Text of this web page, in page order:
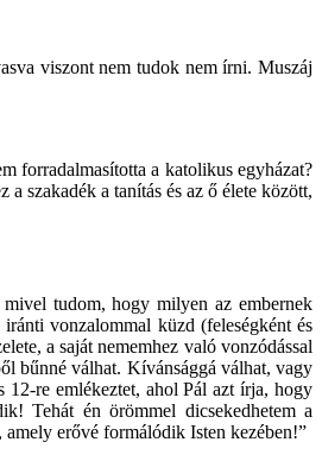
viszont nem tudok nem írni. Muszáj
forradalmasította a katolikus egyházat?
szakadék a tanítás és az ő élete között,
tudom, hogy milyen az embernek
vonzalommal küzd (feleségként és
a saját nememhez való vonzódással
bűnné válhat. Kívánsággá válhat, vagy
12-re emlékeztet, ahol Pál azt írja, hogy
Tehát én örömmel dicsekedhetem a
erővé formálódik Isten kezében!”